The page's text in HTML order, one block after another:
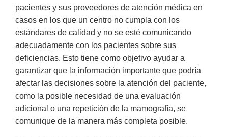
pacientes y sus proveedores de atención médica en
casos en los que un centro no cumpla con los
estándares de calidad y no se esté comunicando
adecuadamente con los pacientes sobre sus
deficiencias. Esto tiene como objetivo ayudar a
garantizar que la información importante que podría
afectar las decisiones sobre la atención del paciente,
como la posible necesidad de una evaluación
adicional o una repetición de la mamografía, se
comunique de la manera más completa posible.